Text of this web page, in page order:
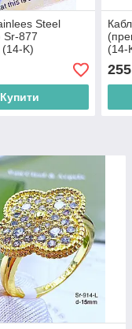
Steel
Sr-877
K)
Купити
(14-
255